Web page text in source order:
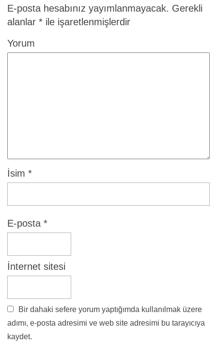
E-posta hesabınız yayımlanmayacak. Gerekli
alanlar * ile işaretlenmişlerdir
Yorum
İsim *
E-posta *
İnternet sitesi
Bir dahaki sefere yorum yaptığımda kullanılmak üzere
adımı, e-posta adresimi ve web site adresimi bu tarayıcıya
kaydet.